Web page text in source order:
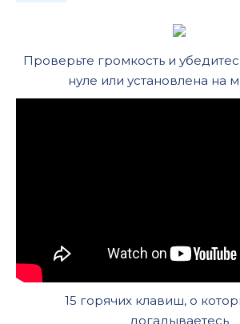
Проверьте громкость и
нуле или установлена на
15 горячих клавиш, о
догадываетесь